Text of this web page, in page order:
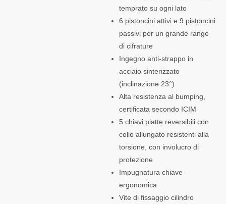
temprato su ogni lato
6 pistoncini attivi e 9 pistoncini
passivi per un grande range
di cifrature
Ingegno anti-strappo in
acciaio sinterizzato
(inclinazione 23°)
Alta resistenza al bumping,
certificata secondo ICIM
5 chiavi piatte reversibili con
collo allungato resistenti alla
torsione, con involucro di
protezione
Impugnatura chiave
ergonomica
Vite di fissaggio cilindro